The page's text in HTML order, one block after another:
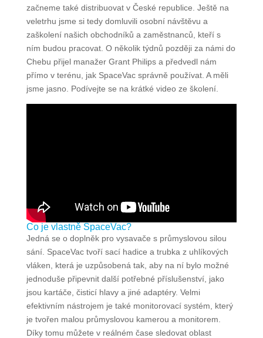
začneme také distribuovat v České republice. Ještě na
veletrhu jsme si tedy domluvili osobní návštěvu a
zaškolení našich obchodníků a zaměstnanců, kteří s
ním budou pracovat. O několik týdnů později za námi do
Chebu přijel manažer Grant Philips a předvedl nám
přímo v terénu, jak SpaceVac správně používat. A měli
jsme jasno. Podívejte se na krátké video ze školení.
Co je vlastně SpaceVac?
Jedná se o doplněk pro vysavače s průmyslovou silou
sání. SpaceVac tvoří sací hadice a trubka z uhlíkových
vláken, která je uzpůsobená tak, aby na ní bylo možné
jednoduše připevnit další potřebné příslušenství, jako
jsou kartáče, čisticí hlavy a jiné adaptéry. Velmi
efektivním nástrojem je také monitorovací systém, který
je tvořen malou průmyslovou kamerou a monitorem.
Díky tomu můžete v reálném čase sledovat oblast